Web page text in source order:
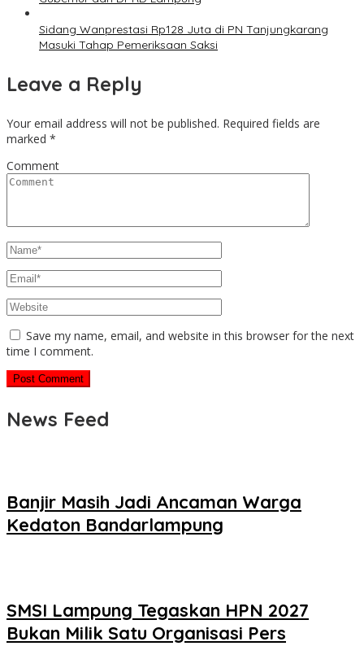
Sidang Wanprestasi Rp128 Juta di PN Tanjungkarang
Masuki Tahap Pemeriksaan Saksi
Leave a Reply
Your email address will not be published. Required fields are
marked *
Comment
Save my name, email, and website in this browser for the next
time I comment.
News Feed
Banjir Masih Jadi Ancaman Warga
Kedaton Bandarlampung
SMSI Lampung Tegaskan HPN 2027
Bukan Milik Satu Organisasi Pers